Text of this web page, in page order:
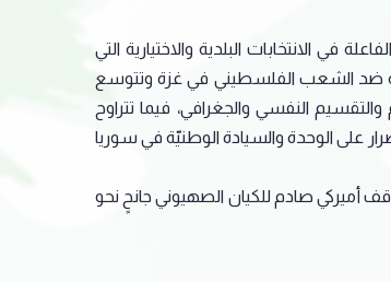
في الانتخابات البلدية والاختيارية التي
ضد الشعب الفلسطيني في غزة وتتوسع
والتقسيم النفسي والجغرافي، فيما تتراوح
على الوحدة والسيادة الوطنيّة في سوريا
أميركي صادم للكيان الصهيوني جانحٍ نحو